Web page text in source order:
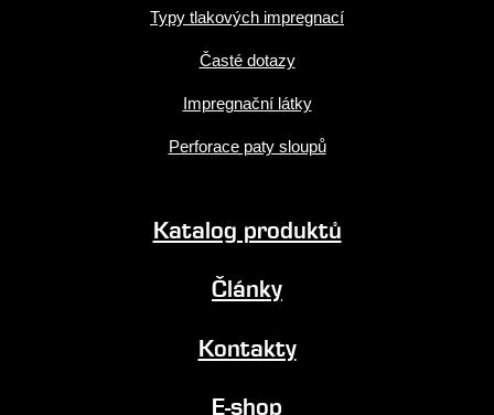
Typy tlakových impregnací
Časté dotazy
Impregnační látky
Perforace paty sloupů
Katalog produktů
Články
Kontakty
E-shop